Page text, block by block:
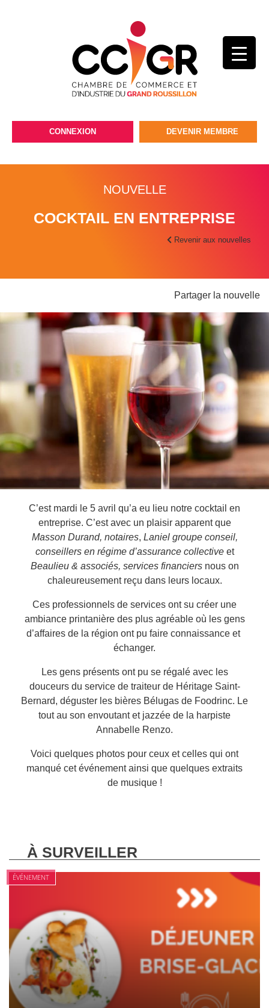
CONNEXION DEVENIR MEMBRE
NOUVELLE
COCKTAIL EN ENTREPRISE
Revenir aux nouvelles
Partager la nouvelle
C’est mardi le 5 avril qu’a eu lieu notre cocktail en
entreprise. C’est avec un plaisir apparent que
Masson Durand, notaires, Laniel groupe conseil,
conseillers en régime d’assurance collectiveet
Beaulieu & associés, services financiersnous on
chaleureusement reçu dans leurs locaux.
Ces professionnels de services ont su créer une
ambiance printanière des plus agréable où les gens
d’affaires de la région ont pu faire connaissance et
échanger.
Les gens présents ont pu se régalé avec les
douceurs du service de traiteur de Héritage Saint-
Bernard, déguster les bières Bélugas de Foodrinc. Le
tout au son envoutant et jazzée de la harpiste
Annabelle Renzo.
Voici quelques photos pour ceux et celles qui ont
manqué cet événement ainsi que quelques extraits
de musique !
À SURVEILLER
ÉVÉNEMENT